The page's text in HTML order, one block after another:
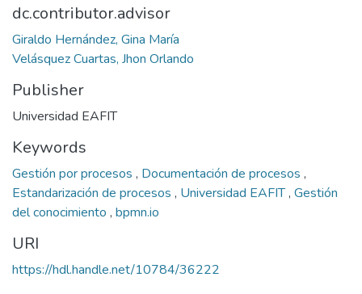
dc.contributor.advisor
Giraldo Hernández, Gina María
Velásquez Cuartas, Jhon Orlando
Publisher
Universidad EAFIT
Keywords
Gestión por procesos , Documentación de procesos ,
Estandarización de procesos , Universidad EAFIT, Gestión
del conocimiento , bpmn.io
URI
https://hdl.handle.net/10784/36222